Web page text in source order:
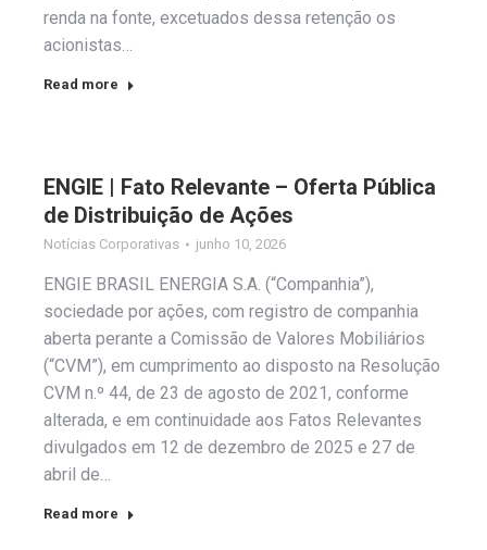
renda na fonte, excetuados dessa retenção os
acionistas…
Read more
ENGIE | Fato Relevante – Oferta Pública
de Distribuição de Ações
Notícias Corporativas junho 10, 2026
ENGIE BRASIL ENERGIA S.A. (“Companhia”),
sociedade por ações, com registro de companhia
aberta perante a Comissão de Valores Mobiliários
(“CVM”), em cumprimento ao disposto na Resolução
CVM n.º 44, de 23 de agosto de 2021, conforme
alterada, e em continuidade aos Fatos Relevantes
divulgados em 12 de dezembro de 2025 e 27 de
abril de…
Read more